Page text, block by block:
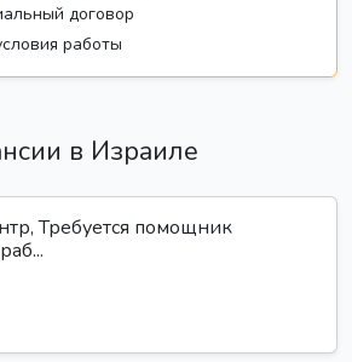
договор
работы
в Израиле
Требуется помощник